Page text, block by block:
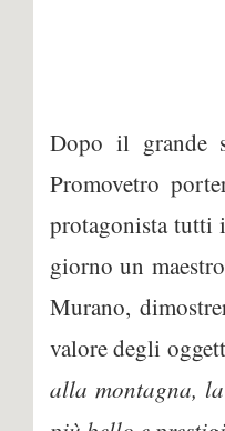
Dopo il grande
Promovetro
protagonista tutti
giorno un
Murano,
valore degli
alla montagna,